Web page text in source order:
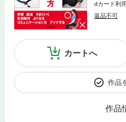
dカード利
返品不可
カートへ
作品
作品